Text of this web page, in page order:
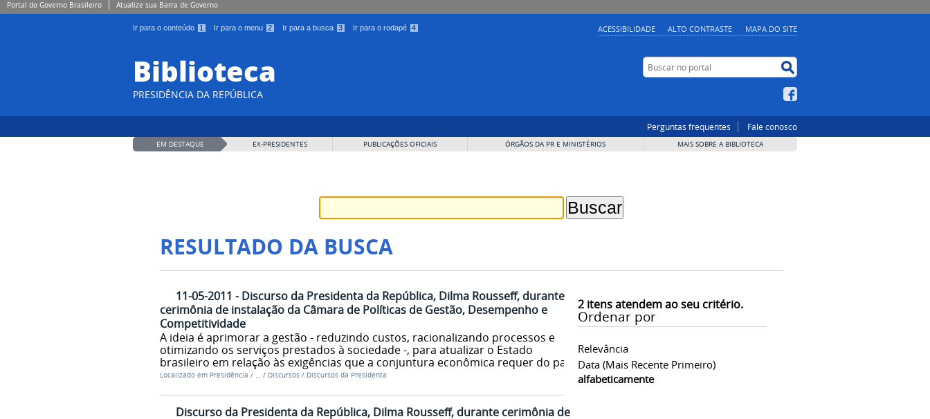
Portal do Governo Brasileiro Atualize sua Barra de Governo
Ir para o conteúdo 1 Ir para o menu 2 Ir para a busca 3 Ir para o rodapé 4 ACESSIBILIDADE ALTO CONTRASTE MAPA DO SITE
Biblioteca
PRESIDÊNCIA DA REPÚBLICA
Buscar no portal
Perguntas frequentes Fale conosco
EM DESTAQUE EX-PRESIDENTES PUBLICAÇÕES OFICIAIS ÓRGÃOS DA PR E MINISTÉRIOS MAIS SOBRE A BIBLIOTECA
RESULTADO DA BUSCA
2itens atendem ao seu critério.
Ordenar por
Relevância
Data (mais Recente Primeiro)
alfabeticamente
11-05-2011 - Discurso da Presidenta da República, Dilma Rousseff, durante
cerimônia de instalação da Câmara de Políticas de Gestão, Desempenho e
Competitividade
A ideia é aprimorar a gestão - reduzindo custos, racionalizando processos e
otimizando os serviços prestados à sociedade -, para atualizar o Estado
brasileiro em relação às exigências que a conjuntura econômica requer do país
Localizado em Presidência / … / Discursos / Discursos da Presidenta
Discurso da Presidenta da República, Dilma Rousseff, durante cerimônia de